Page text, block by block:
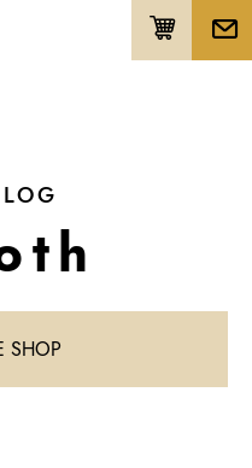
SHOP